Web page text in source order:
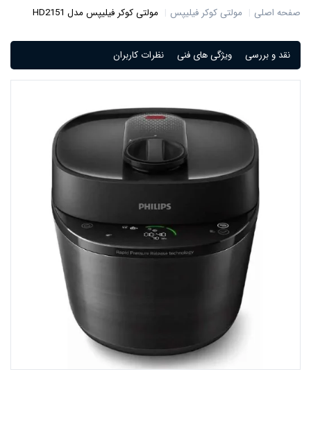
صفحه اصلی مولتی کوکر فیلیپس مولتی کوکر فیلیپس مدل HD2151
نقد و بررسی ویژگی های فنی نظرات کاربران